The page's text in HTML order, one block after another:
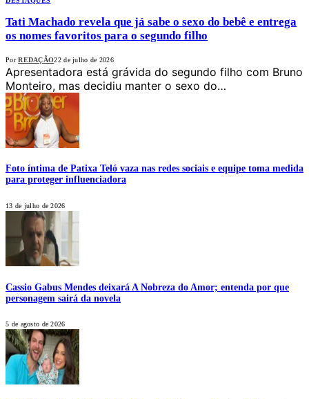
Tati Machado revela que já sabe o sexo do bebê e entrega
os nomes favoritos para o segundo filho
Por REDAÇÃO22 de julho de 2026
Apresentadora está grávida do segundo filho com Bruno
Monteiro, mas decidiu manter o sexo do…
Foto íntima de Patixa Teló vaza nas redes sociais e equipe toma medida
para proteger influenciadora
13 de julho de 2026
Cassio Gabus Mendes deixará A Nobreza do Amor; entenda por que
personagem sairá da novela
5 de agosto de 2026